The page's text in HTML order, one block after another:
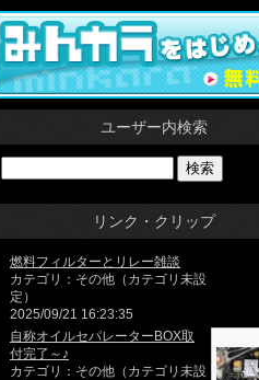
ユーザー内検索
リンク・クリップ
燃料フィルターとリレー雑談
カテゴリ：その他（カテゴリ未設
定）
2025/09/21 16:23:35
自称オイルセパレーターBOX取
付完了～♪
カテゴリ：その他（カテゴリ未設